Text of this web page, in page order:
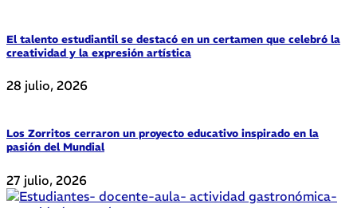
El talento estudiantil se destacó en un certamen que celebró la
creatividad y la expresión artística
28 julio, 2026
Los Zorritos cerraron un proyecto educativo inspirado en la
pasión del Mundial
27 julio, 2026